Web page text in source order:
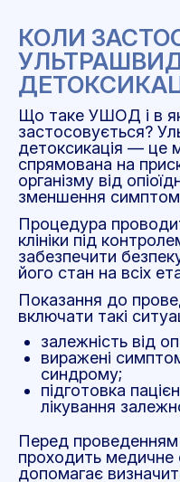
КОЛИ
Що таке УШОД і в
застосовується?
детоксикація — це
спрямована на
організму від
зменшення
Процедура
клініки під
забезпечити
його стан на всіх
Показання до
включати такі
залежність від
виражені
синдрому;
підготовка
лікування
Перед проведенням
проходить медичне
допомагає